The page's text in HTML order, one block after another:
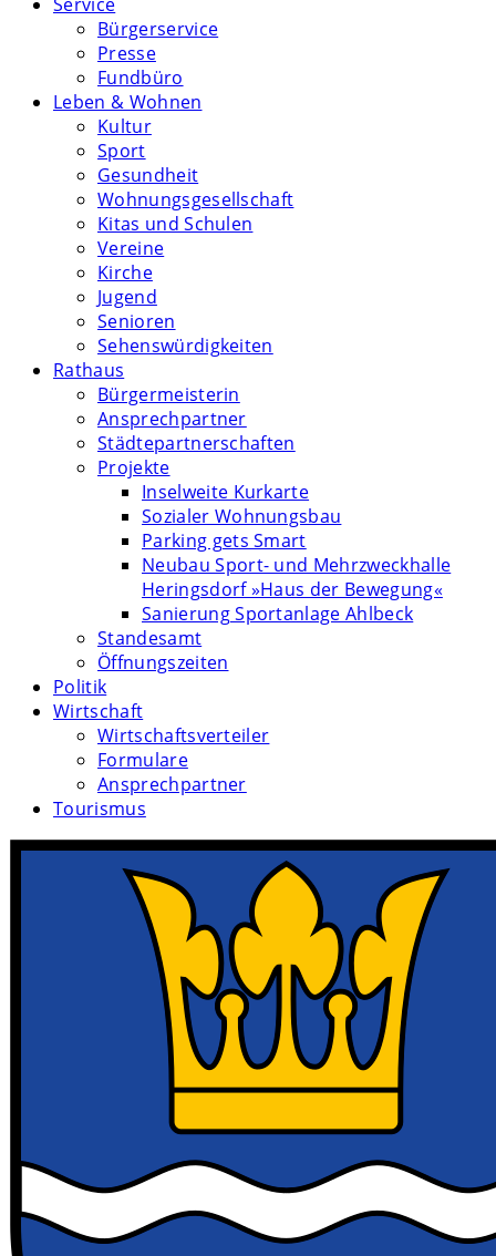
Bürgerservice
Presse
Fundbüro
Leben & Wohnen
Kultur
Sport
Gesundheit
Wohnungsgesellschaft
Kitas und Schulen
Vereine
Kirche
Jugend
Senioren
Sehenswürdigkeiten
Rathaus
Bürgermeisterin
Ansprechpartner
Städtepartnerschaften
Projekte
Inselweite Kurkarte
Sozialer Wohnungsbau
Parking gets Smart
Neubau Sport- und Mehrzweckhalle
Heringsdorf »Haus der Bewegung«
Sanierung Sportanlage Ahlbeck
Standesamt
Öffnungszeiten
Politik
Wirtschaft
Wirtschaftsverteiler
Formulare
Ansprechpartner
Tourismus